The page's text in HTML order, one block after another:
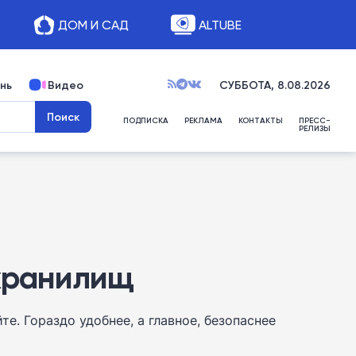
ДОМ И САД ALTUBE
Видео СУББОТА, 8.08.2026
ПОДПИСКА РЕКЛАМА КОНТАКТЫ ПРЕСС-
РЕЛИЗЫ
Гораздо удобнее, а главное, безопаснее